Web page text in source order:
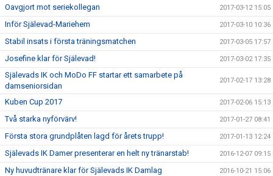
Oavgjort mot seriekollegan 2017-03-12 15:05
Inför Själevad-Mariehem 2017-03-10 10:36
Stabil insats i första träningsmatchen 2017-03-05 17:57
Josefine klar för Själevad! 2017-03-02 17:35
Själevads IK och MoDo FF startar ett samarbete på
damseniorsidan
2017-02-17 13:28
Kuben Cup 2017 2017-02-06 15:13
Två starka nyförvärv! 2017-01-27 08:41
Första stora grundplåten lagd för årets trupp! 2017-01-13 12:24
Själevads IK Damer presenterar en helt ny tränarstab! 2016-12-07 09:15
Ny huvudtränare klar för Själevads IK Damlag 2016-10-21 15:06